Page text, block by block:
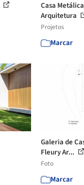
Casa
Arquitetura
Projetos
Marcar
Galeria de
Fleury Ar...
Foto
Marcar